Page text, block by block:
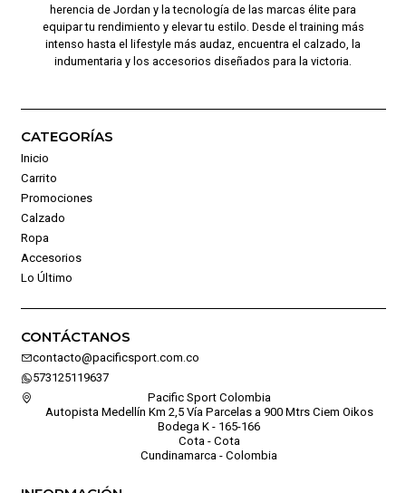
herencia de Jordan y la tecnología de las marcas élite para
equipar tu rendimiento y elevar tu estilo. Desde el training más
intenso hasta el lifestyle más audaz, encuentra el calzado, la
indumentaria y los accesorios diseñados para la victoria.
CATEGORÍAS
Inicio
Carrito
Promociones
Calzado
Ropa
Accesorios
Lo Último
CONTÁCTANOS
contacto@pacificsport.com.co
573125119637
Pacific Sport Colombia
Autopista Medellín Km 2,5 Vía Parcelas a 900 Mtrs Ciem Oikos
Bodega K - 165-166
Cota - Cota
Cundinamarca - Colombia